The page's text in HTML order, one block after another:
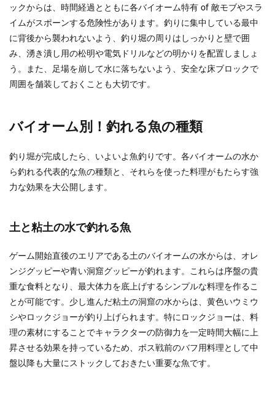
ックからは、時間経過とともに各バイオーム特有 of 敵モブやスラ
イムがスポーンする危険性があります。釣りに集中している最中
に背後から襲われないよう、釣り堀の周りはしっかりと壁で囲
み、湧き潰し用の松明や電気ドリルなどの明かりを配置しましょ
う。また、足場を崩して水に落ちないよう、安全な床ブロックで
周囲を舗装しておくことも大切です。
バイオーム別！釣れる魚の種類
釣り堀が完成したら、いよいよ魚釣りです。各バイオームの水か
ら釣れる代表的な魚の種類と、それらを使った料理がもたらす強
力な効果を大公開します。
土と粘土の水で釣れる魚
ゲーム開始直後のエリアである土のバイオームの水からは、オレ
ンジグッピーや青い洞窟グッピーが釣れます。これらは序盤の貴
重な食料となり、最大体力を底上げするシンプルな料理を作るこ
とが可能です。少し進んだ粘土の洞窟の水からは、黄色いウミウ
シやロックジョーが釣り上げられます。特にロックジョーは、料
理の素材にすることでキャラクターの防御力を一定時間大幅に上
昇させる効果を持っているため、ボス戦前のバフ用料理として中
盤以降も大量にストックしておきたい重要な魚です。